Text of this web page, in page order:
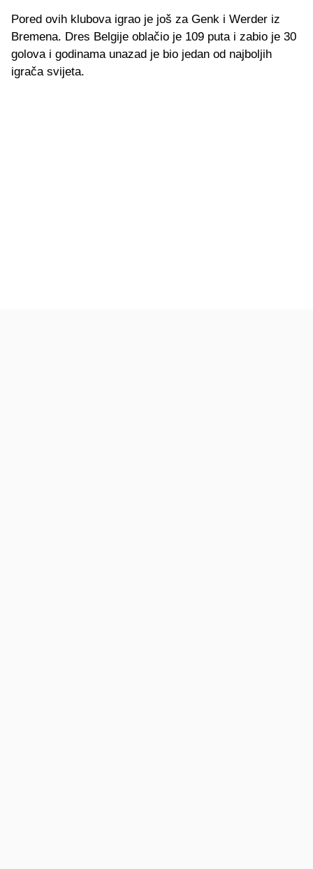
Pored ovih klubova igrao je još za Genk i Werder iz
Bremena. Dres Belgije oblačio je 109 puta i zabio je 30
golova i godinama unazad je bio jedan od najboljih
igrača svijeta.